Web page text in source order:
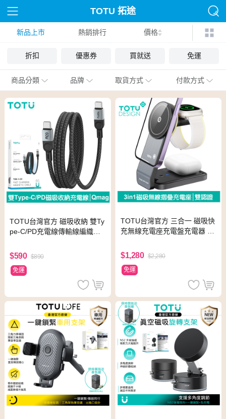
TOTU 拓途
新品上市 熱銷排行 價格
折扣 優惠券 買就送 免運
商品分類 品牌 取貨方式 付款方式
TOTU台灣官方 磁吸收納 雙Ty
pe-C/PD充電線傳輸線編織快
$590 $890
免運
TOTU台灣官方 三合一 磁吸快
充無線充電座充電盤充電器 15
速 黑色
$1,280 $2,280
免運